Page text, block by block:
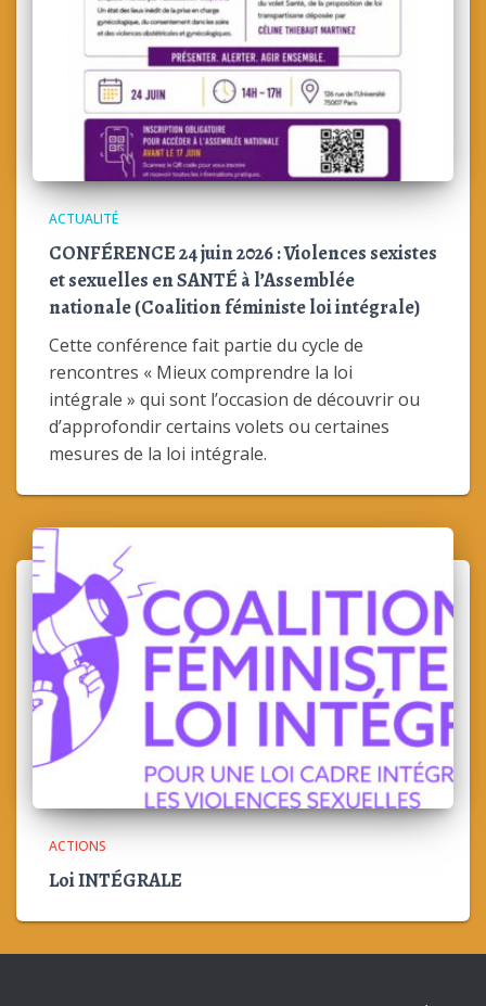
ACTUALITÉ
CONFÉRENCE 24 juin 2026 : Violences sexistes
et sexuelles en SANTÉ à l’Assemblée
nationale (Coalition féministe loi intégrale)
Cette conférence fait partie du cycle de
rencontres « Mieux comprendre la loi
intégrale » qui sont l’occasion de découvrir ou
d’approfondir certains volets ou certaines
mesures de la loi intégrale.
ACTIONS
Loi INTÉGRALE